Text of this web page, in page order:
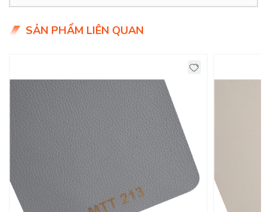
- Giá siêu hợp lý chỉ 19x.000đ/mét
SẢN PHẨM LIÊN QUAN